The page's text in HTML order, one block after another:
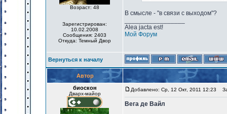
Возраст: 48
Зарегистрирован:
10.02.2008
Сообщения: 2403
Откуда: Темный Двор
В смысле - "в связи с выходом"?
Alea jacta est!
Мой Форум
Вернуться к началу
Автор
биоскон
Дварх-майор
Добавлено: Ср, 12 Окт, 2011 12:23
Вега де Вайл